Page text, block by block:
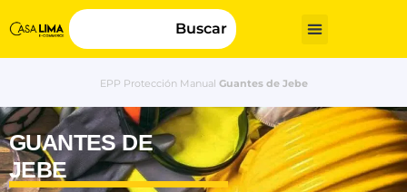
Buscar
EPP Protección Manual Guantes de Jebe
GUANTES DE
JEBE